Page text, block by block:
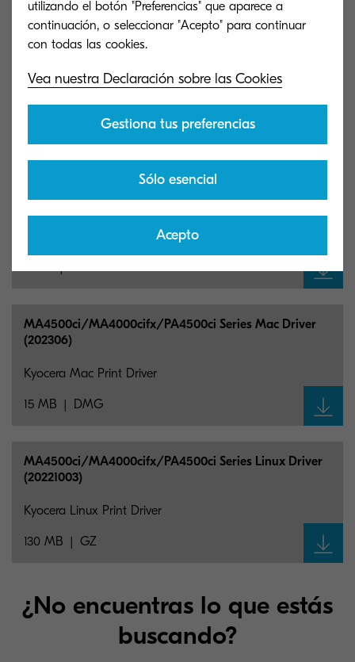
MA4500ci/MA4000cifx/PA4500ci Series KPDL Driver
MA4500ci/MA4000cifx/PA4500ci Series PCL Driver
(1.4)
MA4500ci/MA4000cifx/PA4500ci Series Mac Driver
(202306)
15 MB DMG
Kyocera Mac Print Driver
MA4500ci/MA4000cifx/PA4500ci Series Linux Driver
(20221003)
130 MB GZ
Kyocera Linux Print Driver
¿No encuentras lo que estás
buscando?
utilizando el botón "Preferencias" que aparece a
continuación, o seleccionar "Acepto" para continuar
Vea nuestra Declaración sobre las Cookies
Gestiona tus preferencias
Sólo esencial
Acepto